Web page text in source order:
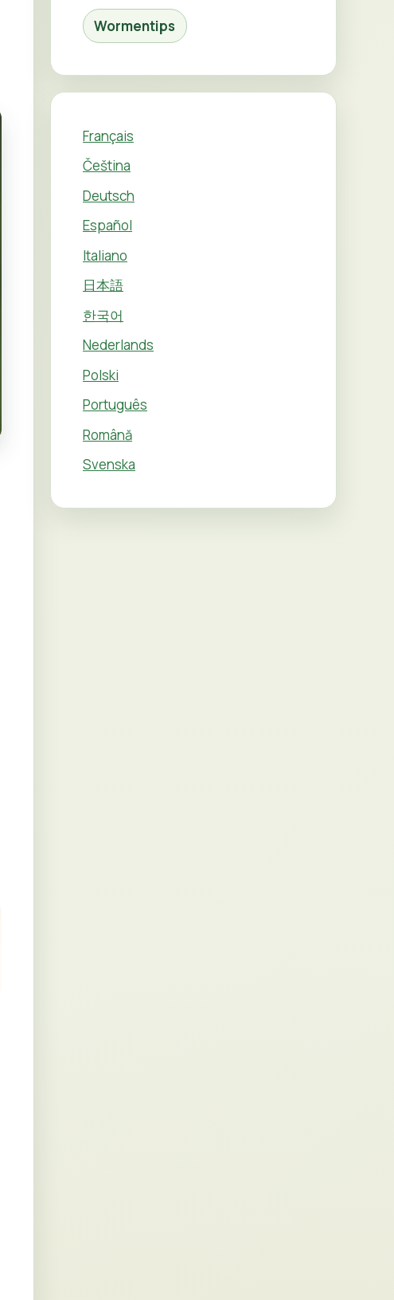
Wormentips
Français
Čeština
Deutsch
Español
Italiano
日本語
한국어
Nederlands
Polski
Português
Română
Svenska